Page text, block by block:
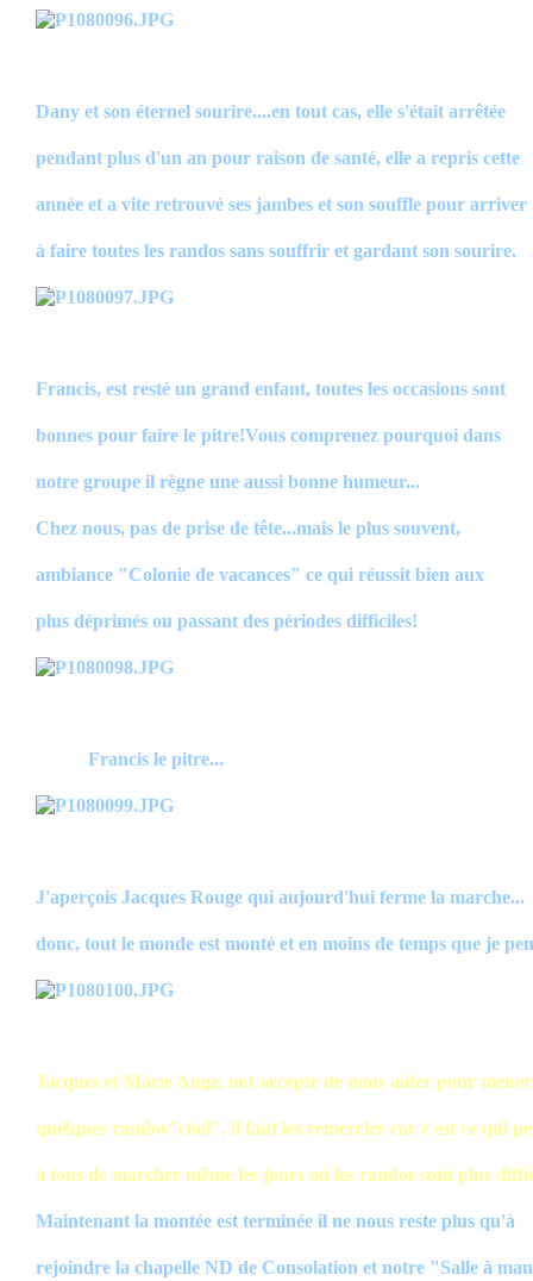
Dany et son éternel sourire....en tout cas, elle s'était arrêtée
pendant plus d'un an pour raison de santé, elle a repris cette
année et a vite retrouvé ses jambes et son souffle pour arriver
à faire toutes les randos sans souffrir et gardant son sourire.
Francis, est resté un grand enfant, toutes les occasions sont
bonnes pour faire le pitre!Vous comprenez pourquoi dans
notre groupe il règne une aussi bonne humeur...
Chez nous, pas de prise de tête...mais le plus souvent,
ambiance "Colonie de vacances" ce qui réussit bien aux
plus déprimés ou passant des périodes difficiles!
Francis le pitre...
J'aperçois Jacques Rouge qui aujourd'hui ferme la marche...
donc, tout le monde est monté et en moins de temps que je
Jacques et Marie Ange, ont accepté de nous aider pour mener
quelques randos"cool", il faut les remercier car c'est ce qui
à tous de marcher même les jours où les randos sont plus
Maintenant la montée est terminée il ne nous reste plus qu'à
rejoindre la chapelle ND de Consolation et notre "Salle à